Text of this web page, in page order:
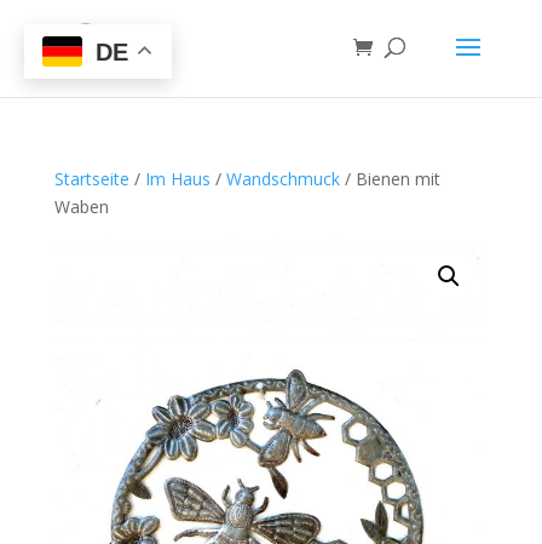
Startseite / Im Haus / Wandschmuck/ Bienen mit
Waben
DE